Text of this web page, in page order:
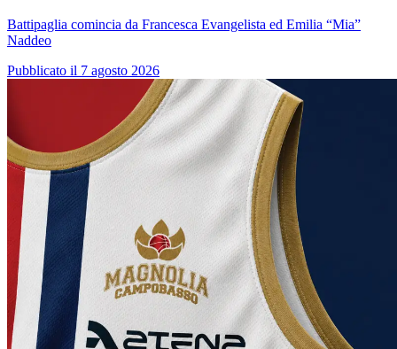
Battipaglia comincia da Francesca Evangelista ed Emilia “Mia”
Naddeo
Pubblicato il 7 agosto 2026